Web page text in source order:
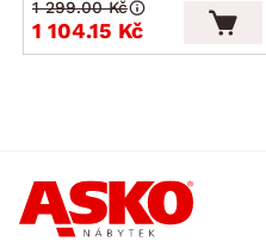
1 104.15 Kč
1 299.00 Kč